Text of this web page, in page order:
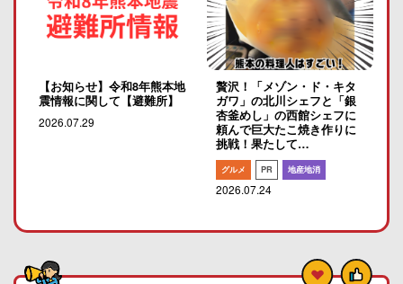
【お知らせ】令和8年熊本地
震情報に関して【避難所】
2026.07.29
贅沢！「メゾン・ド・キタ
ガワ」の北川シェフと「銀
杏釜めし」の西館シェフに
頼んで巨大たこ焼き作りに
挑戦！果たして…
グルメ PR 地産地消
2026.07.24